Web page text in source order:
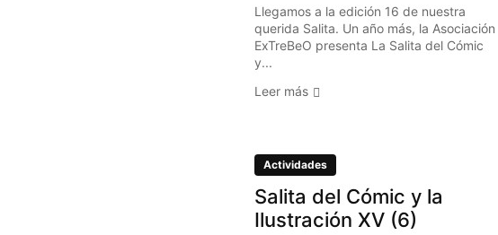
Llegamos a la edición 16 de nuestra
querida Salita. Un año más, la Asociación
ExTreBeO presenta La Salita del Cómic
y...
Leer más
Actividades
Salita del Cómic y la
Ilustración XV (6)